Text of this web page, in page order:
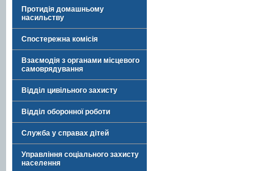
Протидія домашньому
насильству
Спостережна комісія
Взаємодія з органами місцевого
самоврядування
Відділ цивільного захисту
Відділ оборонної роботи
Служба у справах дітей
Управління соціального захисту
населення